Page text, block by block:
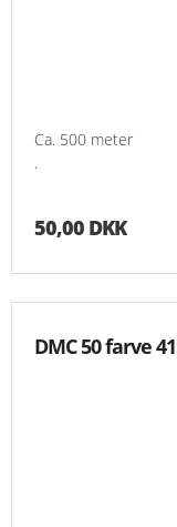
Ca. 500 meter
.
50,00 DKK
DMC 50 farve